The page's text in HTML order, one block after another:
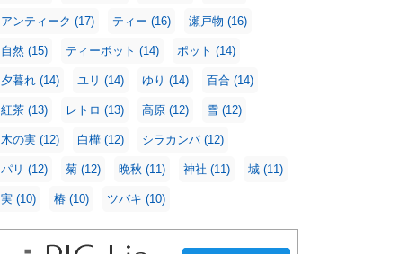
アンティーク (17) ティー (16) 瀬戸物 (16)
自然 (15) ティーポット (14) ポット (14)
夕暮れ (14) ユリ (14) ゆり (14) 百合 (14)
紅茶 (13) レトロ (13) 高原 (12) 雪 (12)
木の実 (12) 白樺 (12) シラカンバ (12)
パリ (12) 菊 (12) 晩秋 (11) 神社 (11) 城 (11)
実 (10) 椿 (10) ツバキ (10)